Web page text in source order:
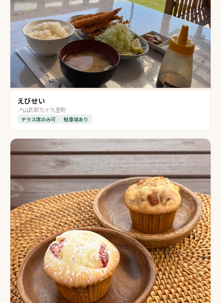
えびせい
📍山武郡九十九里町
テラス席のみ可 駐車場あり